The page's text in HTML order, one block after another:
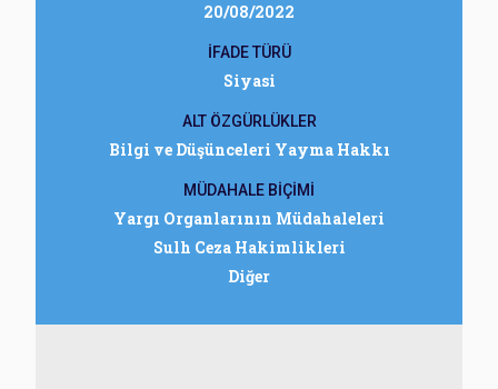
20/08/2022
İFADE TÜRÜ
Siyasi
ALT ÖZGÜRLÜKLER
Bilgi ve Düşünceleri Yayma Hakkı
MÜDAHALE BİÇİMİ
Yargı Organlarının Müdahaleleri
Sulh Ceza Hakimlikleri
Diğer